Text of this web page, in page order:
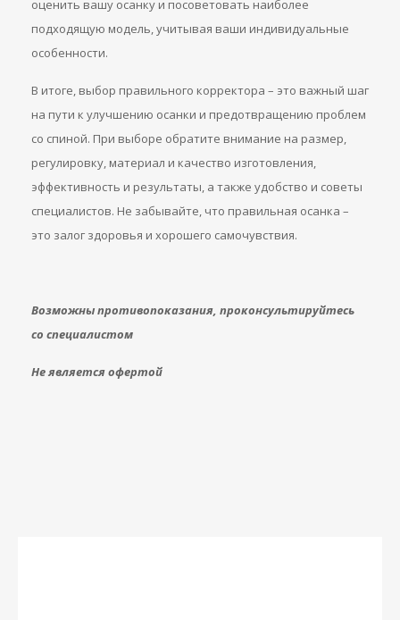
оценить вашу осанку и посоветовать наиболее
подходящую модель, учитывая ваши индивидуальные
особенности.
В итоге, выбор правильного корректора – это важный шаг
на пути к улучшению осанки и предотвращению проблем
со спиной. При выборе обратите внимание на размер,
регулировку, материал и качество изготовления,
эффективность и результаты, а также удобство и советы
специалистов. Не забывайте, что правильная осанка –
это залог здоровья и хорошего самочувствия.
Возможны противопоказания, проконсультируйтесь
со специалистом
Не является офертой